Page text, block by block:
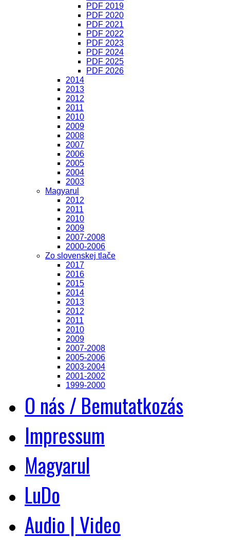
PDF 2019
PDF 2020
PDF 2021
PDF 2022
PDF 2023
PDF 2024
PDF 2025
PDF 2026
2014
2013
2012
2011
2010
2009
2008
2007
2006
2005
2004
2003
Magyarul
2012
2011
2010
2009
2007-2008
2000-2006
Zo slovenskej tlače
2017
2016
2015
2014
2013
2012
2011
2010
2009
2007-2008
2005-2006
2003-2004
2001-2002
1999-2000
O nás / Bemutatkozás
Impressum
Magyarul
LuDo
Audio | Video